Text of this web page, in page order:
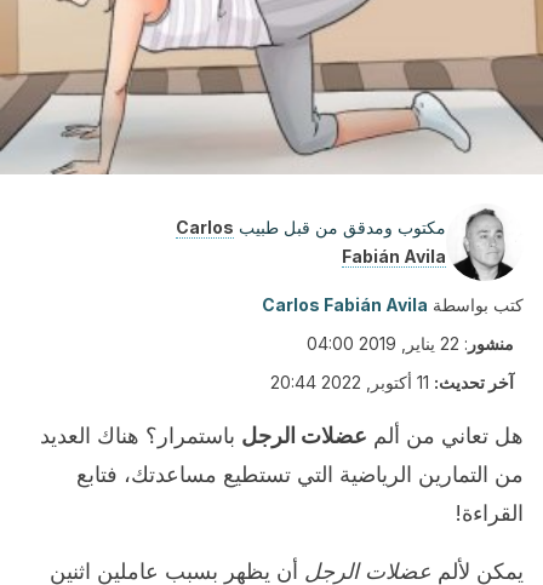
مكتوب ومدقق من قبل طبيب Carlos
Fabián Avila
كتب بواسطة Carlos Fabián Avila
منشور : 22 يناير, 2019 04:00
آخر تحديث: 11 أكتوبر, 2022 20:44
هل تعاني من ألم عضلات الرجل باستمرار؟ هناك العديد
من التمارين الرياضية التي تستطيع مساعدتك، فتابع
القراءة!
يمكن لألم عضلات الرجل أن يظهر بسبب عاملين اثنين